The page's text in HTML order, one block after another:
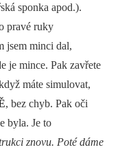
sponka apod.).
pravé ruky
jsem minci dal,
je mince. Pak zavřete
máte simulovat,
, bez chyb. Pak oči
byla. Je to
znovu. Poté dáme